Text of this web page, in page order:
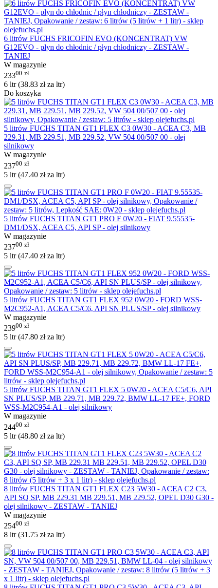
6 litrów FUCHS FRICOFIN EVO (KONCENTRAT) VW
G12EVO - płyn do chłodnic / płyn chłodniczy - ZESTAW -
TANIEJ
W magazynie
23300 zł
6 ltr (38.83 złza ltr)
Do koszyka
5 litrów FUCHS TITAN GT1 FLEX C3 0W30 - ACEA C3, MB
229.31, MB 229.51, MB 229.52, VW 504 00/507 00 - olej
silnikowy
W magazynie
23700 zł
5 ltr (47.40 złza ltr)
5 litrów FUCHS TITAN GT1 PRO F 0W20 - FIAT 9.55535-
DM1/DSX, ACEA C5, API SP - olej silnikowy
W magazynie
23700 zł
5 ltr (47.40 złza ltr)
5 litrów FUCHS TITAN GT1 FLEX 952 0W20 - FORD WSS-
M2C952-A1, ACEA C5/C6, API SN PLUS/SP - olej silnikowy
W magazynie
23900 zł
5 ltr (47.80 złza ltr)
5 litrów FUCHS TITAN GT1 FLEX 5 0W20 - ACEA C5/C6, API
SN PLUS/SP, MB 229.71, MB 229.72, BMW LL-17 FE+, FORD
WSS-M2C954-A1 - olej silnikowy
W magazynie
24400 zł
5 ltr (48.80 złza ltr)
8 litrów FUCHS TITAN GT1 FLEX C23 5W30 - ACEA C2 C3,
API SQ SP, MB 229.31 MB 229.51, MB 229.52, OPEL D30 G30 -
olej silnikowy - ZESTAW - TANIEJ
W magazynie
25400 zł
8 ltr (31.75 złza ltr)